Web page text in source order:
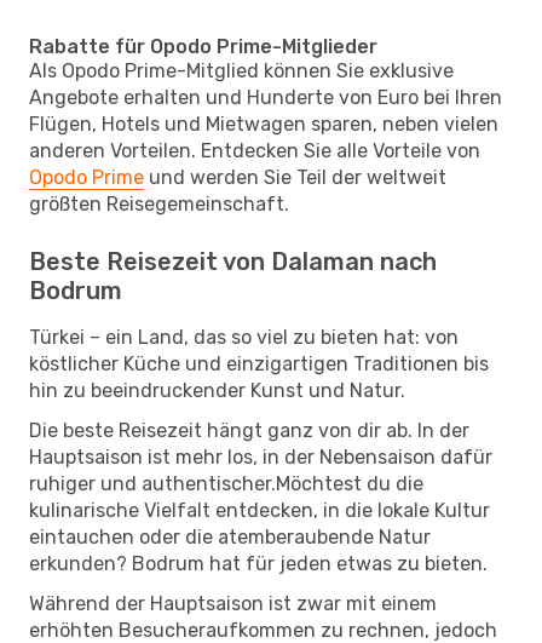
Rabatte für Opodo Prime-Mitglieder
Als Opodo Prime-Mitglied können Sie exklusive
Angebote erhalten und Hunderte von Euro bei Ihren
Flügen, Hotels und Mietwagen sparen, neben vielen
anderen Vorteilen. Entdecken Sie alle Vorteile von
Opodo Prime und werden Sie Teil der weltweit
größten Reisegemeinschaft.
Beste Reisezeit von Dalaman nach
Bodrum
Türkei – ein Land, das so viel zu bieten hat: von
köstlicher Küche und einzigartigen Traditionen bis
hin zu beeindruckender Kunst und Natur.
Die beste Reisezeit hängt ganz von dir ab. In der
Hauptsaison ist mehr los, in der Nebensaison dafür
ruhiger und authentischer.Möchtest du die
kulinarische Vielfalt entdecken, in die lokale Kultur
eintauchen oder die atemberaubende Natur
erkunden? Bodrum hat für jeden etwas zu bieten.
Während der Hauptsaison ist zwar mit einem
erhöhten Besucheraufkommen zu rechnen, jedoch